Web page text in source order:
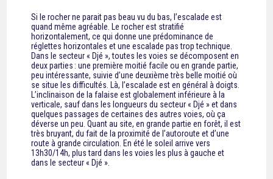
Si le rocher ne parait pas beau vu du bas, l’escalade est
quand même agréable. Le rocher est stratifié
horizontalement, ce qui donne une prédominance de
réglettes horizontales et une escalade pas trop technique.
Dans le secteur« Djé », toutes les voies se décomposent en
deux parties : une première moitié facile ou en grande partie,
peu intéressante, suivie d’une deuxième très belle moitié où
se situe les difficultés. Là, l’escalade est en général à doigts.
L’inclinaison de la falaise est globalement inférieure à la
verticale, sauf dans les longueurs du secteur« Djé »et dans
quelques passages de certaines des autres voies, où ça
déverse un peu. Quant au site, en grande partie en forêt, il est
très bruyant, du fait de la proximité de l’autoroute et d’une
route à grande circulation. En été le soleil arrive vers
13h30/14h, plus tard dans les voies les plus à gauche et
dans le secteur« Djé »